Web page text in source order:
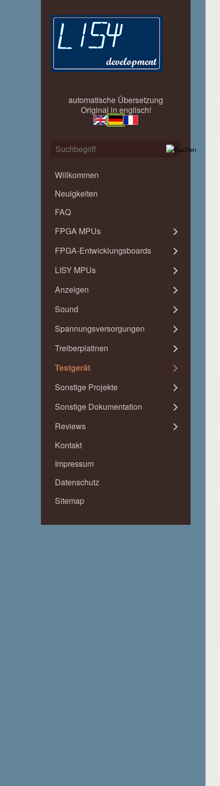
automatische Übersetzung
Original in englisch!
Willkommen
Neuigkeiten
FAQ
FPGA MPUs
FPGA-Entwicklungsboards
LISY MPUs
Anzeigen
Sound
Spannungsversorgungen
Treiberplatinen
Testgerät
Sonstige Projekte
Sonstige Dokumentation
Reviews
Kontakt
Impressum
Datenschutz
Sitemap